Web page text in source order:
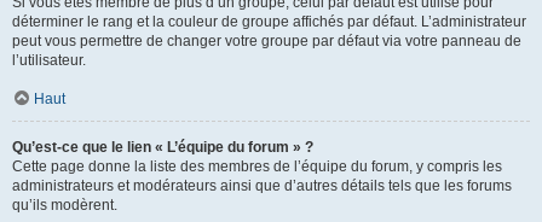
déterminer le rang et la couleur de groupe affichés par défaut. L’administrateur
peut vous permettre de changer votre groupe par défaut via votre panneau de
l’utilisateur.
Haut
Qu’est-ce que le lien « L’équipe du forum » ?
Cette page donne la liste des membres de l’équipe du forum, y compris les
administrateurs et modérateurs ainsi que d’autres détails tels que les forums
qu’ils modèrent.